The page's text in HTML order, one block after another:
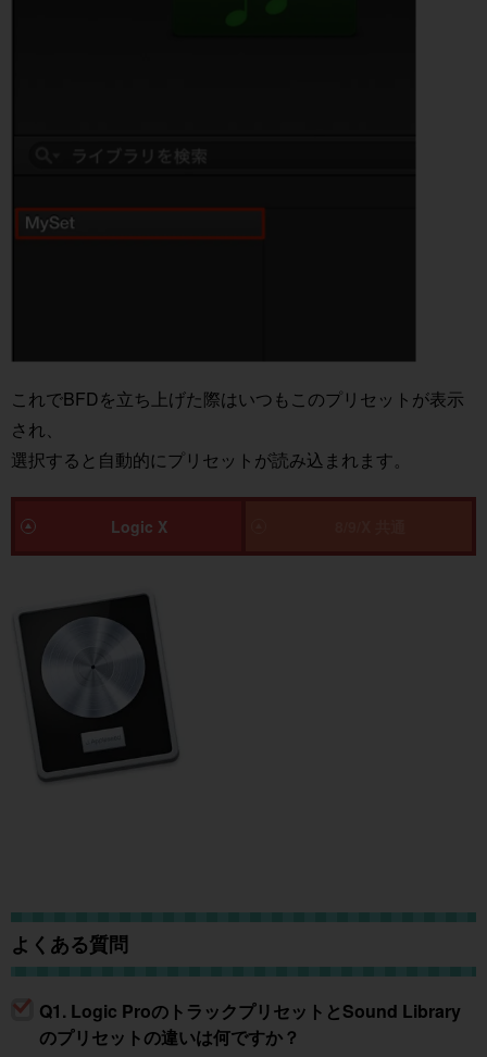
これでBFDを立ち上げた際はいつもこのプリセットが表示
され、
選択すると自動的にプリセットが読み込まれます。
Logic X
よくある質問
Q1. Logic ProのトラックプリセットとSound Library
のプリセットの違いは何ですか？